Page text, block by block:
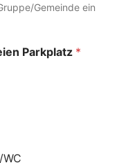
Gemeinde ein
Parkplatz *